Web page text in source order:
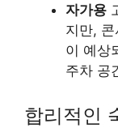
자가용
지만,
이 예상
주차 공
합리적인